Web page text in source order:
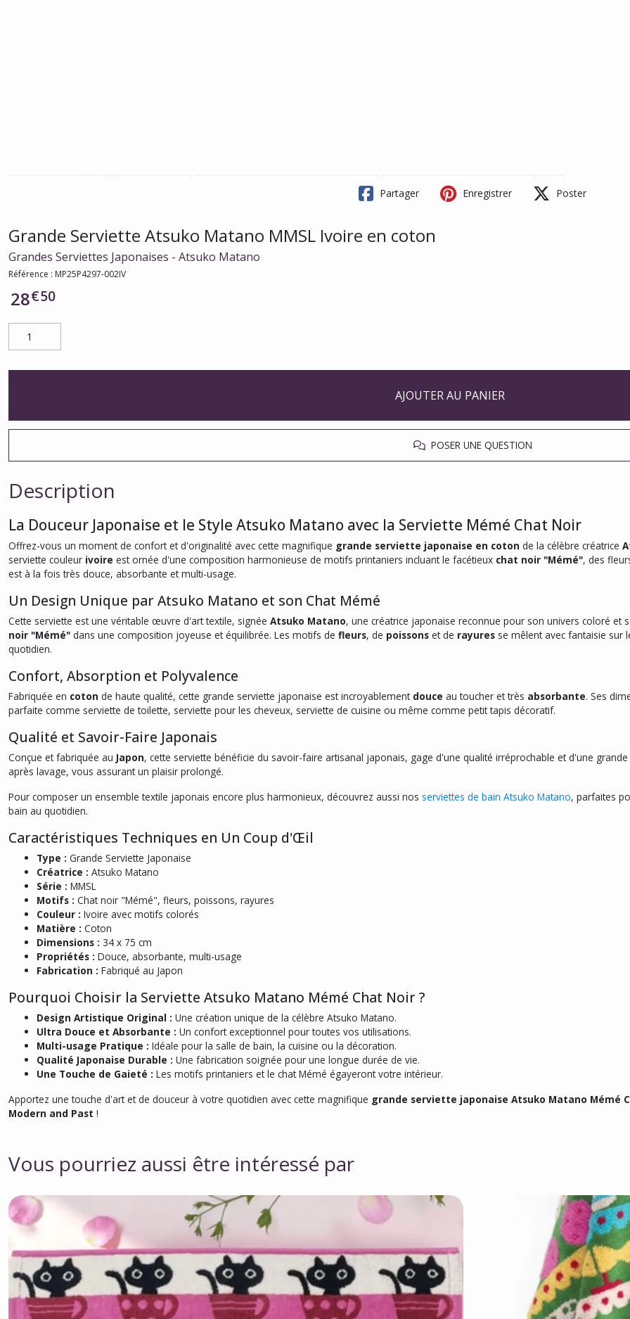
Partager Enregistrer Poster
Grande Serviette Atsuko Matano MMSL Ivoire en coton
Grandes Serviettes Japonaises - Atsuko Matano
Référence : MP25P4297-002IV
28€50
AJOUTER AU PANIER
POSER UNE QUESTION
Description
La Douceur Japonaise et le Style Atsuko Matano avec la Serviette Mémé Chat Noir
Offrez-vous un moment de confort et d'originalité avec cette magnifique grande serviette japonaise en coton de la célèbre créatrice
serviette couleur ivoire est ornée d'une composition harmonieuse de motifs printaniers incluant le facétieux chat noir "Mémé", des
est à la fois très douce, absorbante et multi-usage.
Un Design Unique par Atsuko Matano et son Chat Mémé
Cette serviette est une véritable œuvre d'art textile, signée Atsuko Matano, une créatrice japonaise reconnue pour son univers coloré et
noir "Mémé" dans une composition joyeuse et équilibrée. Les motifs de fleurs, de poissons et de rayures se mêlent avec fantaisie sur
quotidien.
Confort, Absorption et Polyvalence
Fabriquée en coton de haute qualité, cette grande serviette japonaise est incroyablement douce au toucher et très absorbante. Ses
parfaite comme serviette de toilette, serviette pour les cheveux, serviette de cuisine ou même comme petit tapis décoratif.
Qualité et Savoir-Faire Japonais
Conçue et fabriquée au Japon, cette serviette bénéficie du savoir-faire artisanal japonais, gage d'une qualité irréprochable et d'une
après lavage, vous assurant un plaisir prolongé.
Pour composer un ensemble textile japonais encore plus harmonieux, découvrez aussi nos serviettes de bain Atsuko Matano, parfaites
bain au quotidien.
Caractéristiques Techniques en Un Coup d'Œil
Type : Grande Serviette Japonaise
Créatrice : Atsuko Matano
Série : MMSL
Motifs : Chat noir "Mémé", fleurs, poissons, rayures
Couleur : Ivoire avec motifs colorés
Matière : Coton
Dimensions : 34 x 75 cm
Propriétés : Douce, absorbante, multi-usage
Fabrication : Fabriqué au Japon
Pourquoi Choisir la Serviette Atsuko Matano Mémé Chat Noir ?
Design Artistique Original : Une création unique de la célèbre Atsuko Matano.
Ultra Douce et Absorbante : Un confort exceptionnel pour toutes vos utilisations.
Multi-usage Pratique : Idéale pour la salle de bain, la cuisine ou la décoration.
Qualité Japonaise Durable : Une fabrication soignée pour une longue durée de vie.
Une Touche de Gaieté : Les motifs printaniers et le chat Mémé égayeront votre intérieur.
Apportez une touche d'art et de douceur à votre quotidien avec cette magnifique grande serviette japonaise Atsuko Matano Mémé
Modern and Past !
Vous pourriez aussi être intéressé par